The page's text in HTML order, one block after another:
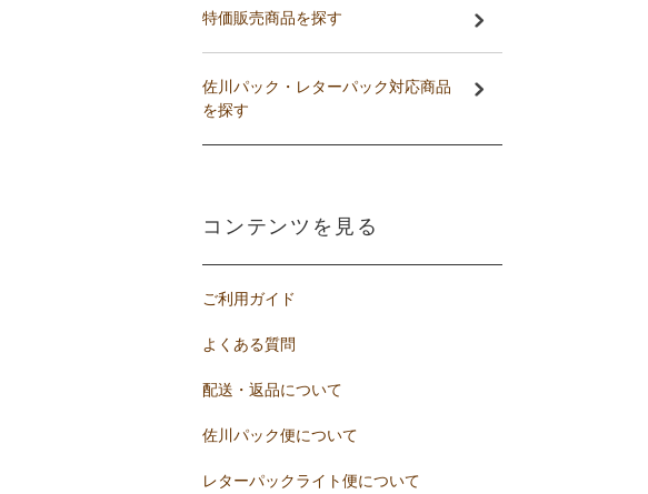
特価販売商品を探す
佐川パック・レターパック対応商品
を探す
コンテンツを見る
ご利用ガイド
よくある質問
配送・返品について
佐川パック便について
レターパックライト便について